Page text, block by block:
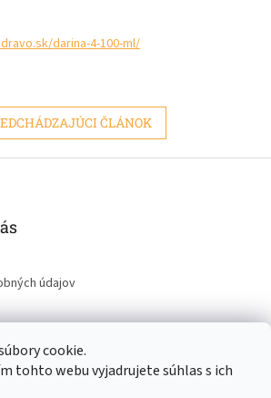
cookie.
tohto webu vyjadrujete súhlas s ich
darina-4-100-ml/
ČLÁNOK
údajov
pestujmezdravo.sk